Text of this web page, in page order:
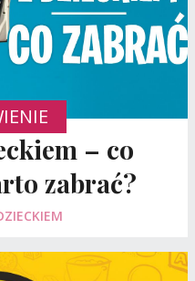
– co
zabrać?